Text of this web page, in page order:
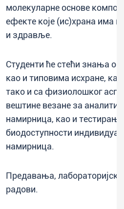
молекуларне основе
ефекте које (ис)храна има
и здравље.
Студенти ће стећи знања о
као и типовима исхране,
тако и са физиолошког
вештине везане за
намирница, као и
биодоступности
намирница.
Предавања,
радови.